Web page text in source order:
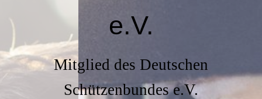
e.V.
Mitglied des Deutschen
Schützenbundes e.V.